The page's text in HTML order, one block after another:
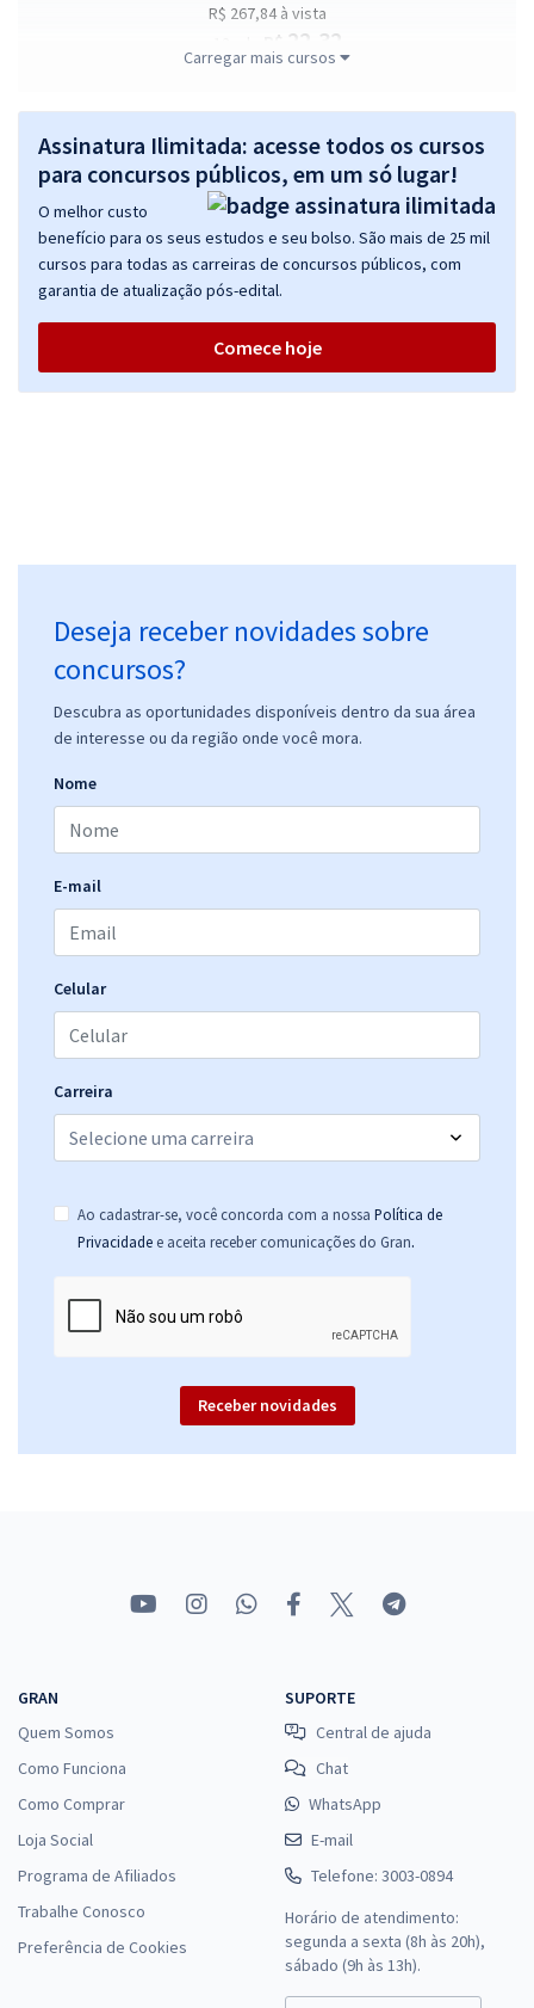
R$ 267,84à vista
R$ 22,32
Economize R$ 66,96 (-20%)
Comprar
Prefeitura de Nova Veneza - GO - Auxiliar de Alimentação
R$ 267,84à vista
ou 12x deR$
Comprar
Prefeitura de Nova Veneza - GO - Psicólogo
R$ 399,92à vista
Economize R$ 99,98 (-20%)
Prefeitura de Nova Veneza - GO - Agente Educativo (Pós-Edital)
29,52
Prefeitura de Nova Veneza - GO - Enfermeiro PSF
R$ 399,92à vista
Comprar
29,52
Economize R$ 88,56 (-20%)
Comprar
Prefeitura de Nova Veneza - GO - Conhecimentos Específicos para o
Carregar mais cursos
Assinatura Ilimitada: acesse todos os cursos
para concursos públicos, em um só lugar!
O melhor custo
benefício para os seus estudos e seu bolso. São mais de 25 mil
cursos para todas as carreiras de concursos públicos, com
garantia de atualização pós-edital.
Comece hoje
Deseja receber novidades sobre
concursos?
Descubra as oportunidades disponíveis dentro da sua área
de interesse ou da região onde você mora.
Nome
E-mail
Celular
Carreira
Ao cadastrar-se, você concorda com a nossa Política de
Privacidade e aceita receber comunicações do Gran.
Receber novidades
GRAN
Quem Somos
Como Funciona
Como Comprar
Loja Social
Programa de Afiliados
Trabalhe Conosco
Preferência de Cookies
SUPORTE
Central de ajuda
Chat
WhatsApp
E-mail
Telefone: 3003-0894
Horário de atendimento:
segunda a sexta (8h às 20h),
sábado (9h às 13h).